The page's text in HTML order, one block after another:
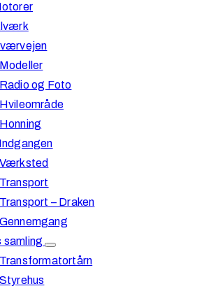
og Foto
– Draken
samling